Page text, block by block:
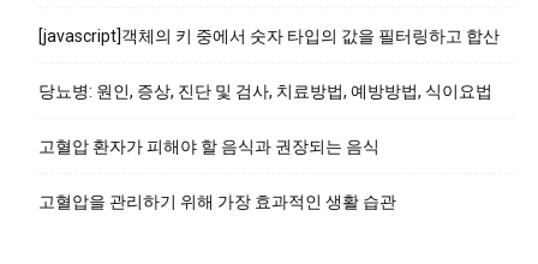
[javascript]객체의 키 중에서 숫자 타입의 값을 필터링하고 합산
당뇨병: 원인, 증상, 진단 및 검사, 치료방법, 예방방법, 식이요법
고혈압 환자가 피해야 할 음식과 권장되는 음식
고혈압을 관리하기 위해 가장 효과적인 생활 습관